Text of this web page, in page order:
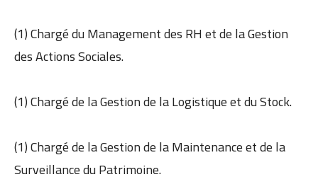
(1) Chargé du Management des RH et de la Gestion
des Actions Sociales.
(1) Chargé de la Gestion de la Logistique et du Stock.
(1) Chargé de la Gestion de la Maintenance et de la
Surveillance du Patrimoine.